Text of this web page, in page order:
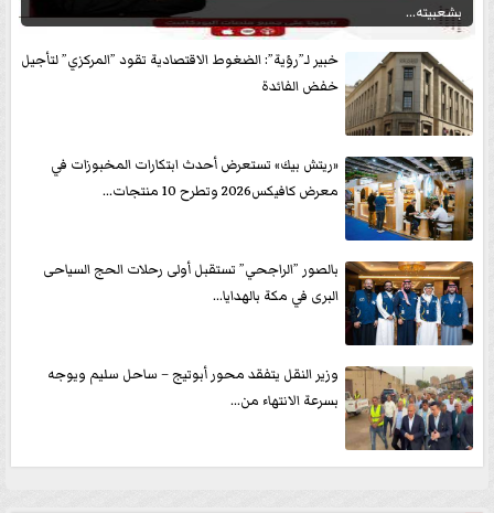
بشعبيته...
خبير لـ”رؤية”: الضغوط الاقتصادية تقود ”المركزي” لتأجيل
خفض الفائدة
«ريتش بيك» تستعرض أحدث ابتكارات المخبوزات في
معرض كافيكس2026 وتطرح 10 منتجات...
بالصور ”الراجحي” تستقبل أولى رحلات الحج السياحى
البرى في مكة بالهدايا...
وزير النقل يتفقد محور أبوتيج – ساحل سليم ويوجه
بسرعة الانتهاء من...